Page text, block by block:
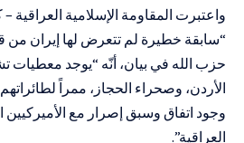
واعتبرت المقاومة الإسلامية العراقية
“سابقة خطيرة لم تتعرض لها إيران من
حزب الله في بيان، أنّه “يوجد معطيات
الأردن، وصحراء الحجاز، ممراً
وجود اتفاق وسبق إصرار مع الأميركيين
العراقية”.